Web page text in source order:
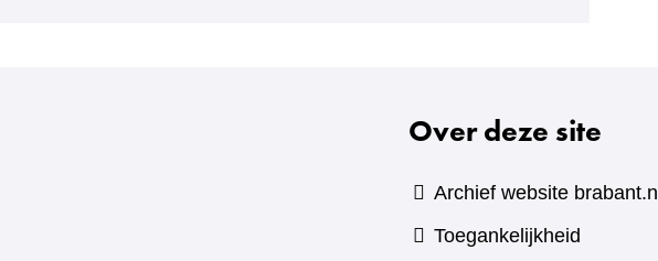
Over deze site
Archief website brabant.nl
Toegankelijkheid